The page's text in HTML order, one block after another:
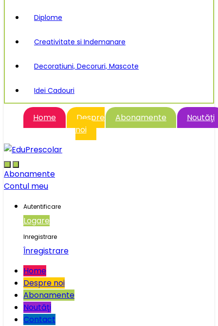
Diplome
Creativitate si Indemanare
Decoratiuni, Decoruri, Mascote
Idei Cadouri
Home
Despre
noi
Abonamente Noutăţi
Abonamente
Contul meu
Autentificare
Logare
Inregistrare
Înregistrare
Home
Despre noi
Abonamente
Noutăţi
Contact